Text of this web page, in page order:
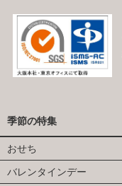
季節の特集
おせち
バレンタインデー